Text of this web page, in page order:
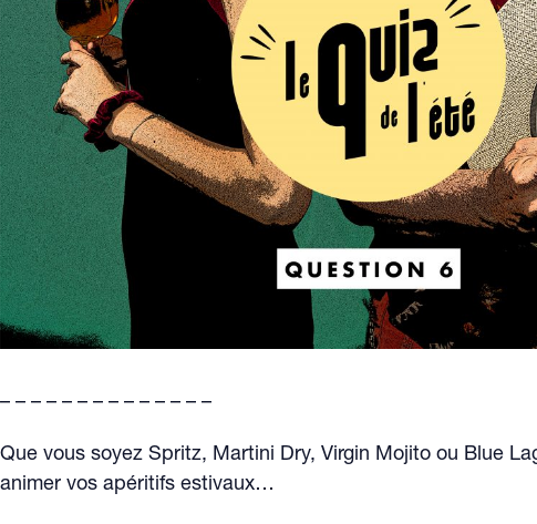
– – – – – – – – – – – – – –
Que vous soyez Spritz, Martini Dry, Virgin Mojito ou Blue
animer vos apéritifs estivaux…